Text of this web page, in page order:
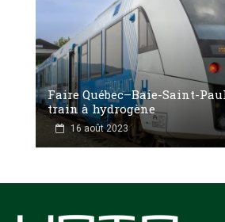
Faire Québec–Baie-Saint-
train à hydrogène
16 août 2023